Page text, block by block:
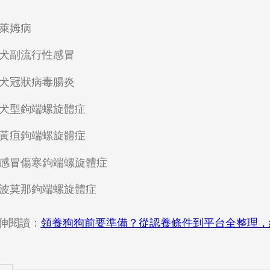
姆病
副流行性感冒
冠狀病毒腸炎
型鉤端螺旋體症
疸鉤端螺旋體症
冒傷寒鉤端螺旋體症
莫那鉤端螺旋體症
閱讀： 領養狗狗前要準備？從認養條件到平台全整理，